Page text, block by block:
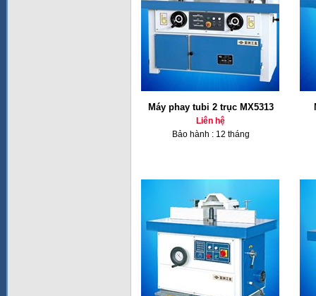
Máy phay tubi 2 trục MX5313
Liên hệ
Bảo hành : 12 tháng